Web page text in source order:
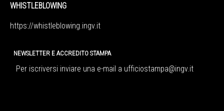
WHISTLEBLOWING
https://whistleblowing.ingv.it
NEWSLETTER E ACCREDITO STAMPA
Per iscriversi inviare una e-mail a ufficiostampa@ingv.it